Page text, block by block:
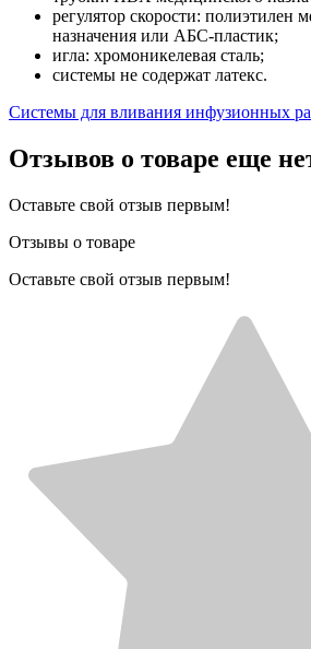
регулятор скорости: полиэтилен
назначения или АБС-пластик;
игла: хромоникелевая сталь;
системы не содержат латекс.
Системы для вливания инфузионных
Отзывов о товаре еще
Оставьте свой отзыв первым!
Отзывы о товаре
Оставьте свой отзыв первым!